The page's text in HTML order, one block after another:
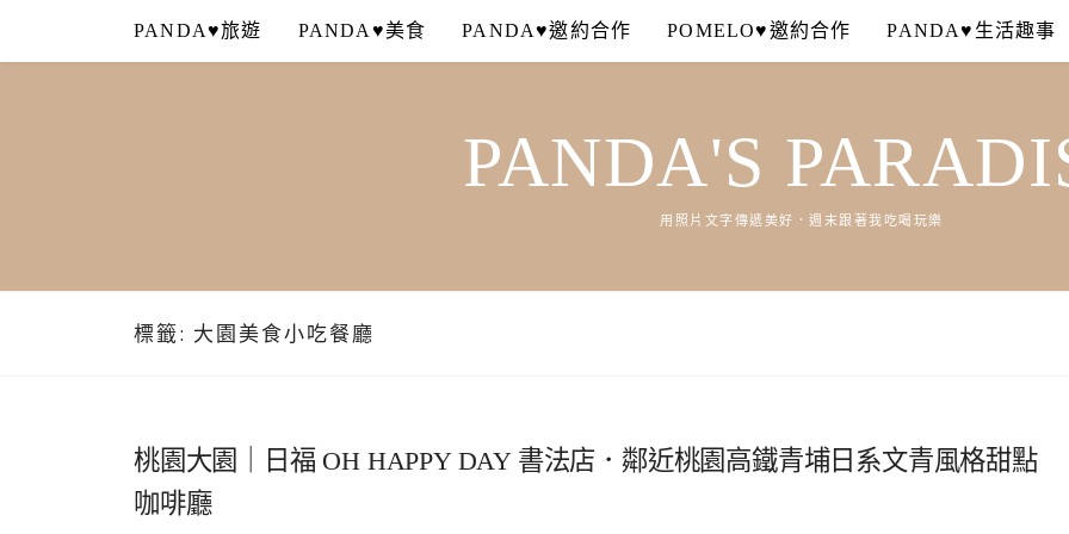
content
PANDA♥旅遊 PANDA♥美食 PANDA♥邀約合作 POMELO♥邀約合作 PANDA♥生活趣事
PANDA'S
用照片文字傳遞美好．週末跟著我吃喝玩樂
標籤: 大園美食小吃餐廳
桃園大園｜日福 OH HAPPY DAY 書法店．鄰近桃園高鐵青埔日系文青風格甜點
咖啡廳